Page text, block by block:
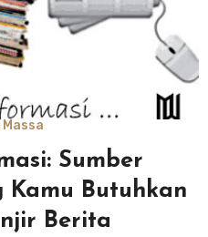
Massa
Sumber
Kamu Butuhkan
Berita